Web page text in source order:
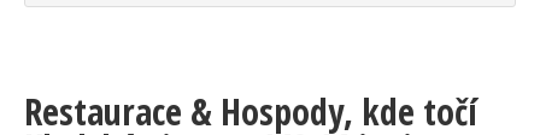
Restaurace & Hospody, kde točí